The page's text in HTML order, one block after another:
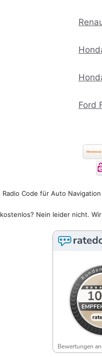
Ford
Radio Code für Auto
Nein leider nicht.
Bewertungen